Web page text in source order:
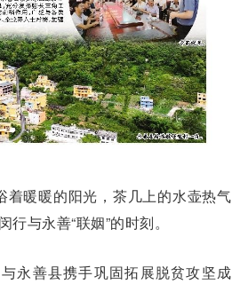
暖暖的阳光，茶几上的水壶热气
与永善“联姻”的时刻。
永善县携手巩固拓展脱贫攻坚成